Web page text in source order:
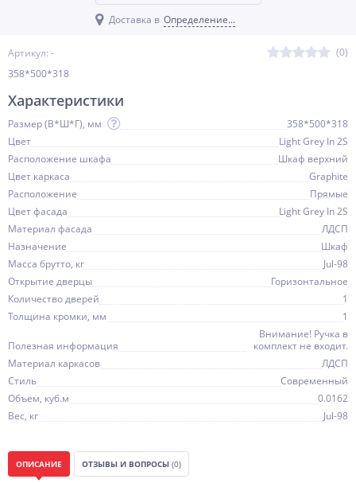
Артикул: -
(0)
358*500*318
Доставка в Определение...
Характеристики
Размер (В*Ш*Г), мм
358*500*318
Цвет
Light Grey In 2S
Расположение шкафа
Шкаф верхний
Цвет каркаса
Graphite
Расположение
Прямые
Цвет фасада
Light Grey In 2S
Материал фасада
ЛДСП
Назначение
Шкаф
Масса брутто, кг
Jul-98
Открытие дверцы
Горизонтальное
Количество дверей
1
Толщина кромки, мм
1
Полезная информация
Внимание! Ручка в
комплект не входит.
Материал каркасов
ЛДСП
Стиль
Современный
Объем, куб.м
0.0162
Вес, кг
Jul-98
ОПИСАНИЕ ОТЗЫВЫ И ВОПРОСЫ (0)